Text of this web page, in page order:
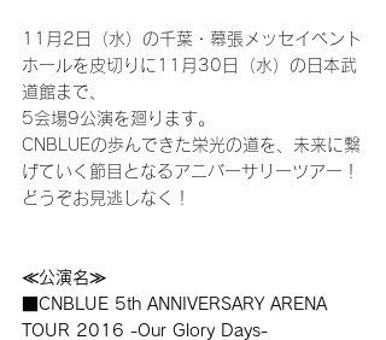
11月2日（水）の千葉・幕張メッセイベント
ホールを皮切りに11月30日（水）の日本武
道館まで、
5会場9公演を廻ります。
CNBLUEの歩んできた栄光の道を、未来に繋
げていく節目となるアニバーサリーツアー！
どうぞお見逃しなく！
≪公演名≫
■CNBLUE 5th ANNIVERSARY ARENA
TOUR 2016 -Our Glory Days-